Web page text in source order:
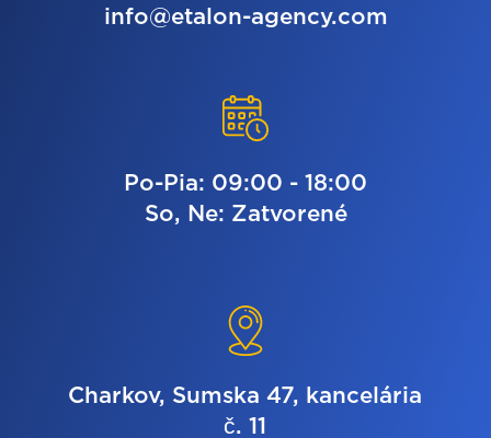
info@etalon-agency.com
Po-Pia: 09:00 - 18:00
So, Ne: Zatvorené
Charkov, Sumska 47, kancelária
č. 11